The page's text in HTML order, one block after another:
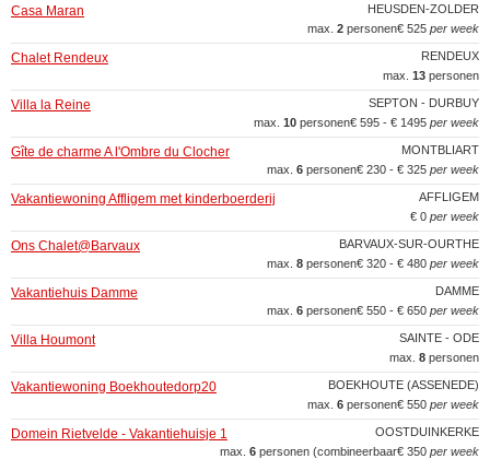
HEUSDEN-ZOLDER
Casa Maran
€ 525 per week
max. 2 personen
RENDEUX
Chalet Rendeux
max. 13 personen
SEPTON - DURBUY
Villa la Reine
€ 595 - € 1495 per week
max. 10 personen
MONTBLIART
Gîte de charme A l'Ombre du Clocher
€ 230 - € 325 per week
max. 6 personen
AFFLIGEM
Vakantiewoning Affligem met kinderboerderij
€ 0 per week
BARVAUX-SUR-OURTHE
Ons Chalet@Barvaux
€ 320 - € 480 per week
max. 8 personen
DAMME
Vakantiehuis Damme
€ 550 - € 650 per week
max. 6 personen
SAINTE - ODE
Villa Houmont
max. 8 personen
BOEKHOUTE (ASSENEDE)
Vakantiewoning Boekhoutedorp20
€ 550 per week
max. 6 personen
OOSTDUINKERKE
Domein Rietvelde - Vakantiehuisje 1
€ 350 per week
max. 6 personen (combineerbaar